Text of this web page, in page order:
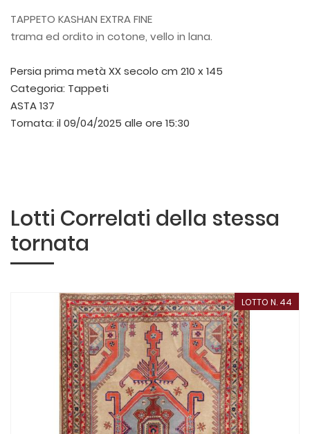
TAPPETO KASHAN EXTRA FINE
trama ed ordito in cotone, vello in lana.
Persia prima metà XX secolo cm 210 x 145
Categoria: Tappeti
ASTA 137
Tornata: il 09/04/2025 alle ore 15:30
Lotti Correlati della stessa
tornata
LOTTO N. 44